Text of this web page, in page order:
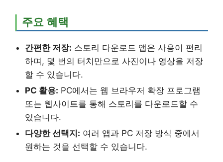
주요 혜택
간편한 저장: 스토리 다운로드 앱은 사용이 편리
하며, 몇 번의 터치만으로 사진이나 영상을 저장
할 수 있습니다.
PC 활용: PC에서는 웹 브라우저 확장 프로그램
또는 웹사이트를 통해 스토리를 다운로드할 수
있습니다.
다양한 선택지: 여러 앱과 PC 저장 방식 중에서
원하는 것을 선택할 수 있습니다.